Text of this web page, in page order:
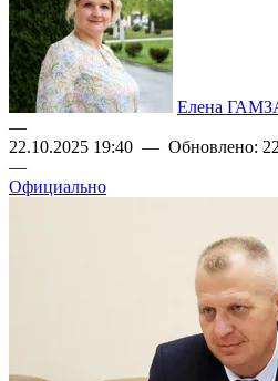
Елена
—
22.10.2025 19:40 — Обновлено:
—
Официально